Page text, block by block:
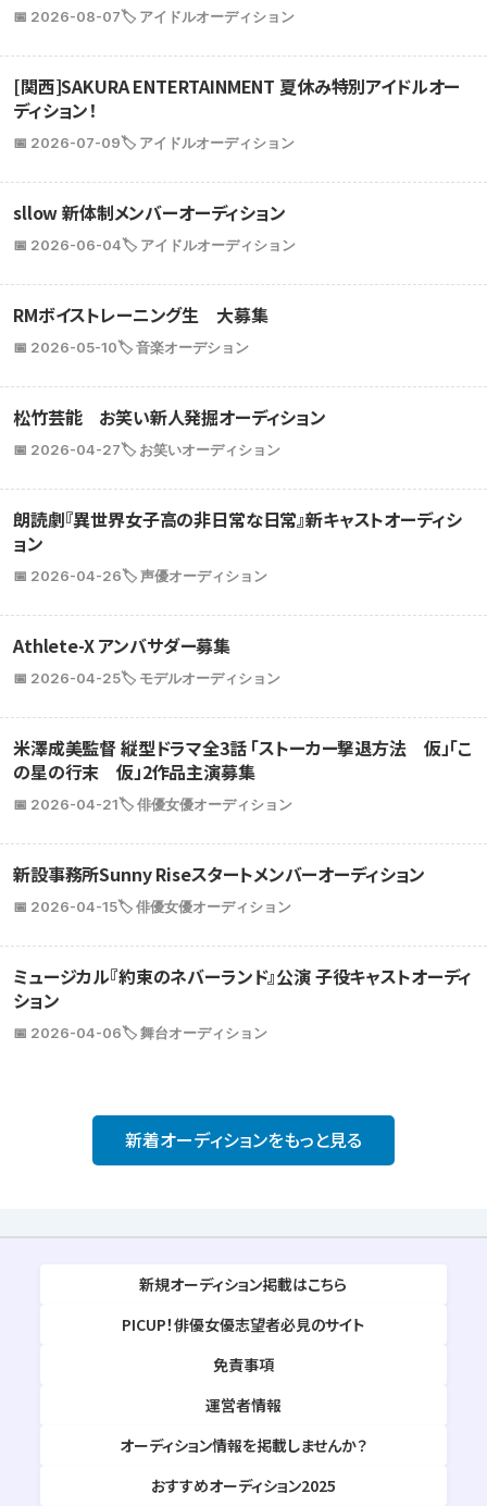
📅 2026-08-07🏷️ アイドルオーディション
[関西]SAKURA ENTERTAINMENT 夏休み特別アイドルオー
ディション！
📅 2026-07-09🏷️ アイドルオーディション
sllow 新体制メンバーオーディション
📅 2026-06-04🏷️ アイドルオーディション
RMボイストレーニング生 大募集
📅 2026-05-10🏷️ 音楽オーデション
松竹芸能 お笑い新人発掘オーディション
📅 2026-04-27🏷️ お笑いオーディション
朗読劇『異世界女子高の非日常な日常』新キャストオーディシ
ョン
📅 2026-04-26🏷️ 声優オーディション
Athlete-X アンバサダー募集
📅 2026-04-25🏷️ モデルオーディション
米澤成美監督 縦型ドラマ全3話 「ストーカー撃退方法 仮」「こ
の星の行末 仮」2作品主演募集
📅 2026-04-21🏷️ 俳優女優オーディション
新設事務所Sunny Riseスタートメンバーオーディション
📅 2026-04-15🏷️ 俳優女優オーディション
ミュージカル『約束のネバーランド』公演 子役キャストオーディ
ション
📅 2026-04-06🏷️ 舞台オーディション
新着オーディションをもっと見る
新規オーディション掲載はこちら
PICUP！俳優女優志望者必見のサイト
免責事項
運営者情報
オーディション情報を掲載しませんか？
おすすめオーディション2025